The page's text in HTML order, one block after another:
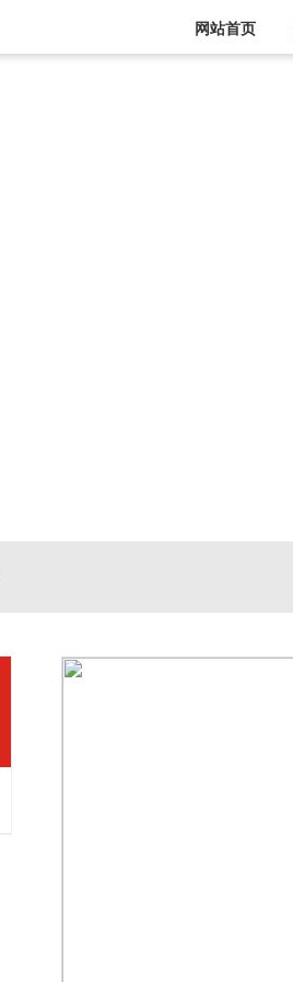
网站首页